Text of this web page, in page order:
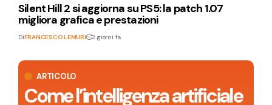
ARTICOLO
Come l’intelligenza artificiale
Silent Hill 2 si aggiorna su PS5: la patch 1.07
migliora grafica e prestazioni
DiFRANCESCO LEMURI 2 giorni fa